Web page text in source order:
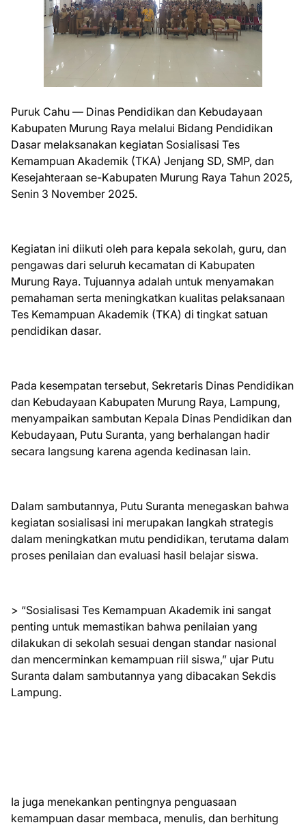
Puruk Cahu — Dinas Pendidikan dan Kebudayaan
Kabupaten Murung Raya melalui Bidang Pendidikan
Dasar melaksanakan kegiatan Sosialisasi Tes
Kemampuan Akademik (TKA) Jenjang SD, SMP, dan
Kesejahteraan se-Kabupaten Murung Raya Tahun 2025,
Senin 3 November 2025.
Kegiatan ini diikuti oleh para kepala sekolah, guru, dan
pengawas dari seluruh kecamatan di Kabupaten
Murung Raya. Tujuannya adalah untuk menyamakan
pemahaman serta meningkatkan kualitas pelaksanaan
Tes Kemampuan Akademik (TKA) di tingkat satuan
pendidikan dasar.
Pada kesempatan tersebut, Sekretaris Dinas Pendidikan
dan Kebudayaan Kabupaten Murung Raya, Lampung,
menyampaikan sambutan Kepala Dinas Pendidikan dan
Kebudayaan, Putu Suranta, yang berhalangan hadir
secara langsung karena agenda kedinasan lain.
Dalam sambutannya, Putu Suranta menegaskan bahwa
kegiatan sosialisasi ini merupakan langkah strategis
dalam meningkatkan mutu pendidikan, terutama dalam
proses penilaian dan evaluasi hasil belajar siswa.
> “Sosialisasi Tes Kemampuan Akademik ini sangat
penting untuk memastikan bahwa penilaian yang
dilakukan di sekolah sesuai dengan standar nasional
dan mencerminkan kemampuan riil siswa,” ujar Putu
Suranta dalam sambutannya yang dibacakan Sekdis
Lampung.
Ia juga menekankan pentingnya penguasaan
kemampuan dasar membaca, menulis, dan berhitung